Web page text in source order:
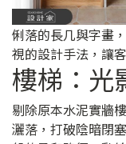
俐落的長几與字畫
視的設計手法，讓
樓梯：光
剔除原本水泥實牆
灑落，打破陰暗閉